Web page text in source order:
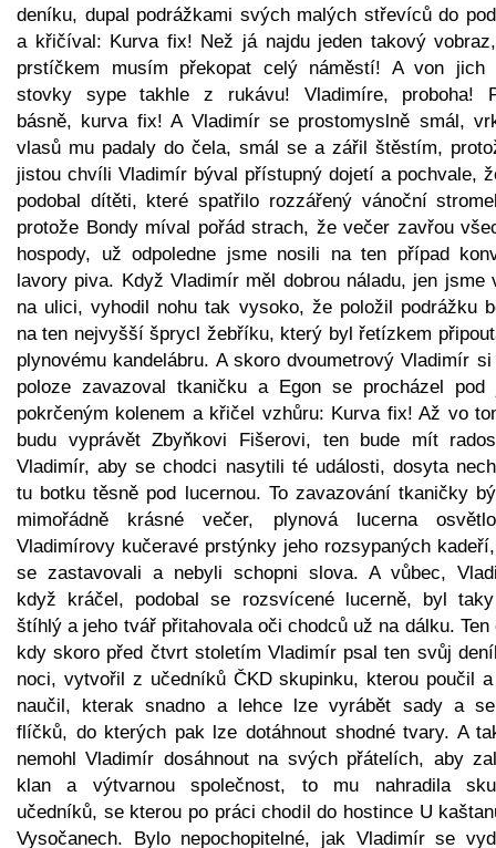
deníku, dupal podrážkami svých malých střevíců do
a křičíval: Kurva fix! Než já najdu jeden takový
prstíčkem musím překopat celý náměstí! A von jich
stovky sype takhle z rukávu! Vladimíre, proboha!
básně, kurva fix! A Vladimír se prostomyslně smál,
vlasů mu padaly do čela, smál se a zářil štěstím,
jistou chvíli Vladimír býval přístupný dojetí a pochvale,
podobal dítěti, které spatřilo rozzářený vánoční
protože Bondy míval pořád strach, že večer zavřou
hospody, už odpoledne jsme nosili na ten případ
lavory piva. Když Vladimír měl dobrou náladu, jen jsme
na ulici, vyhodil nohu tak vysoko, že položil podrážku
na ten nejvyšší šprycl žebříku, který byl řetízkem
plynovému kandelábru. A skoro dvoumetrový Vladimír
poloze zavazoval tkaničku a Egon se procházel pod
pokrčeným kolenem a křičel vzhůru: Kurva fix! Až vo
budu vyprávět Zbyňkovi Fišerovi, ten bude mít
Vladimír, aby se chodci nasytili té události, dosyta
tu botku těsně pod lucernou. To zavazování tkaničky
mimořádně krásné večer, plynová lucerna
Vladimírovy kučeravé prstýnky jeho rozsypaných
se zastavovali a nebyli schopni slova. A vůbec,
když kráčel, podobal se rozsvícené lucerně, byl
štíhlý a jeho tvář přitahovala oči chodců už na dálku. Ten
kdy skoro před čtvrt stoletím Vladimír psal ten svůj
noci, vytvořil z učedníků ČKD skupinku, kterou poučil
naučil, kterak snadno a lehce lze vyrábět sady a
flíčků, do kterých pak lze dotáhnout shodné tvary. A
nemohl Vladimír dosáhnout na svých přátelích, aby
klan a výtvarnou společnost, to mu nahradila
učedníků, se kterou po práci chodil do hostince U
Vysočanech. Bylo nepochopitelné, jak Vladimír se